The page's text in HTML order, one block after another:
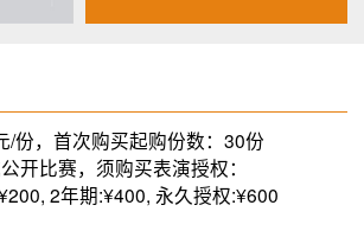
/份，首次购买起购份数：30份
开比赛，须购买表演授权：
2年期:¥400, 永久授权:¥600